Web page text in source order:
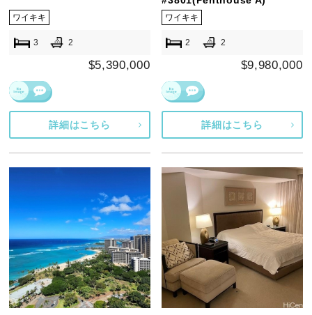
ワイキキ
3 2
$5,390,000
詳細はこちら
ワイキキ
2 2
$9,980,000
詳細はこちら